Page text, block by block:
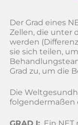
Der Grad eines
Zellen, die unter
werden
sie sich teilen,
Grad zu, um die
Die
folgendermaßen